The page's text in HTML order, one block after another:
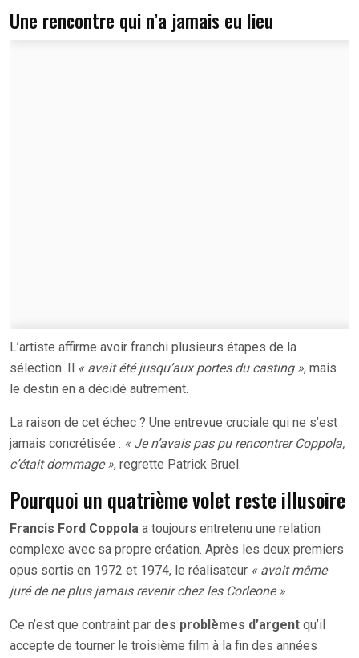
Une rencontre qui n’a jamais eu lieu
L’artiste affirme avoir franchi plusieurs étapes de la
sélection. Il
« avait été jusqu’aux portes du casting », mais
le destin en a décidé autrement.
La raison de cet échec ? Une entrevue cruciale qui ne s’est
jamais concrétisée : « Je n’avais pas pu rencontrer Coppola,
c’était dommage », regrette Patrick Bruel.
Pourquoi un quatrième volet reste illusoire
Francis Ford Coppola a toujours entretenu une relation
complexe avec sa propre création. Après les deux premiers
opus sortis en 1972 et 1974, le réalisateur « avait même
juré de ne plus jamais revenir chez les Corleone ».
Ce n’est que contraint par des problèmes d’argent qu’il
accepte de tourner le troisième film à la fin des années